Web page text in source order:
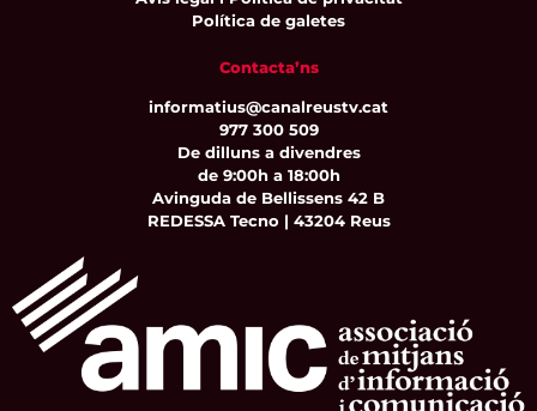
Política de galetes
Contacta’ns
informatius@canalreustv.cat
977 300 509
De dilluns a divendres
de 9:00h a 18:00h
Avinguda de Bellissens 42 B
REDESSA Tecno | 43204 Reus